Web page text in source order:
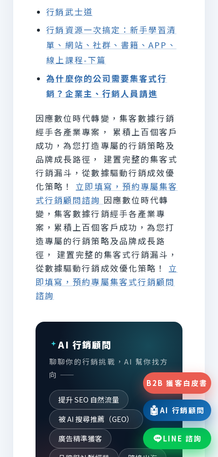
行銷武士道
行銷資源一次搞定：新手學習清
單、網站、社群、書籍、APP、
線上課程-下篇
為什麼你的公司需要集客式行
銷？企業主、行銷人員請進
因應數位時代轉變，集客數據行銷
經手各產業專案， 累積上百個客戶
成功，為您打造專屬的行銷策略及
品牌成長路徑， 建置完整的集客式
行銷漏斗，從數據驅動行銷成效優
化策略！ 立即填寫，預約專屬集客
式行銷顧問諮詢 因應數位時代轉
變，集客數據行銷經手各產業專
案，累積上百個客戶成功，為您打
造專屬的行銷策略及品牌成長路
徑， 建置完整的集客式行銷漏斗，
從數據驅動行銷成效優化策略！ 立
即填寫，預約專屬集客式行銷顧問
諮詢
AI 行銷顧問
聊聊你的行銷挑戰，AI 幫你找方
向 ——
提升 SEO 自然流量
被 AI 搜尋推薦（GEO）
廣告精準獲客
🤖AI 行銷顧問
LINE 諮詢
B2B 獲客白皮書